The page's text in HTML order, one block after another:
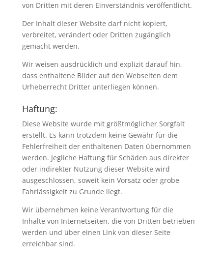
von Dritten mit deren Einverständnis veröffentlicht.
Der Inhalt dieser Website darf nicht kopiert,
verbreitet, verändert oder Dritten zugänglich
gemacht werden.
Wir weisen ausdrücklich und explizit darauf hin,
dass enthaltene Bilder auf den Webseiten dem
Urheberrecht Dritter unterliegen können.
Haftung:
Diese Website wurde mit größtmöglicher Sorgfalt
erstellt. Es kann trotzdem keine Gewähr für die
Fehlerfreiheit der enthaltenen Daten übernommen
werden. Jegliche Haftung für Schäden aus direkter
oder indirekter Nutzung dieser Website wird
ausgeschlossen, soweit kein Vorsatz oder grobe
Fahrlässigkeit zu Grunde liegt.
Wir übernehmen keine Verantwortung für die
Inhalte von Internetseiten, die von Dritten betrieben
werden und über einen Link von dieser Seite
erreichbar sind.